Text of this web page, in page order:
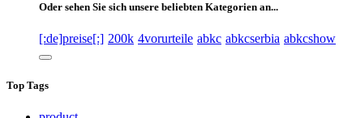
Oder sehen Sie sich unsere beliebten Kategorien an...
[:de]preise[:] 200k 4vorurteile abkc abkcserbia abkcshow
Top Tags